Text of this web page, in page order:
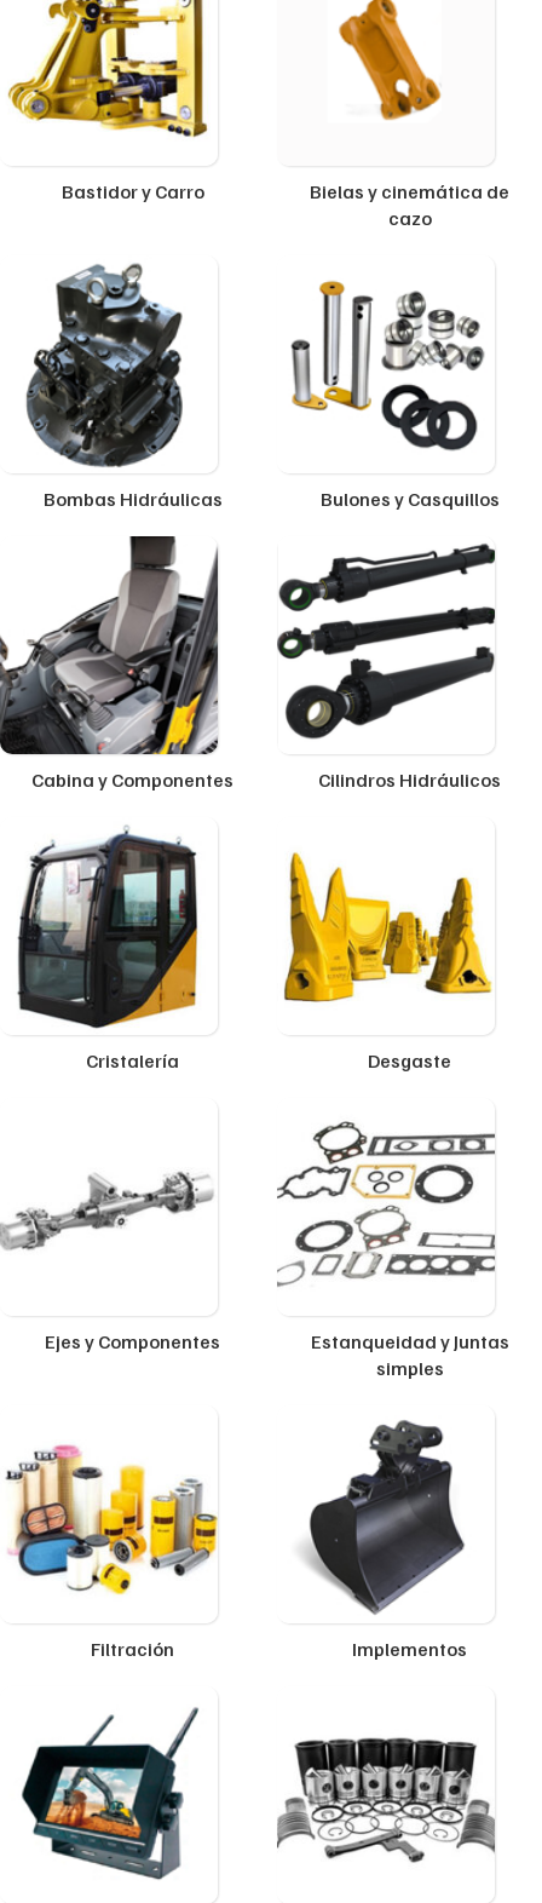
Bastidor y Carro
Bielas y cinemática de
cazo
Bombas Hidráulicas Bulones y Casquillos
Cabina y Componentes Cilindros Hidráulicos
Cristalería Desgaste
Ejes y Componentes
Estanqueidad y Juntas
simples
Filtración Implementos